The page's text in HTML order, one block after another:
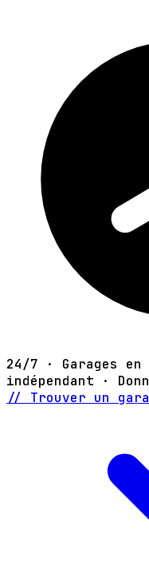
24/7 · Garages en
indépendant ·
// Trouver un